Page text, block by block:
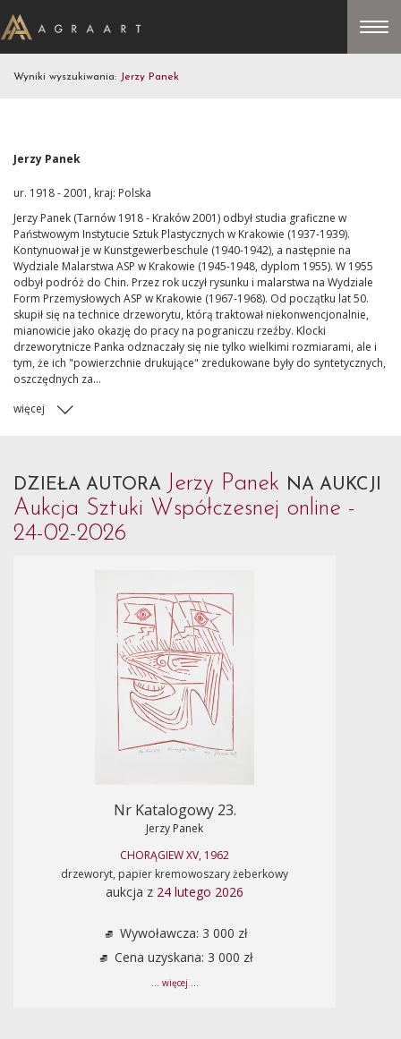
Wyniki wyszukiwania: Jerzy Panek
Jerzy Panek
ur. 1918 - 2001, kraj: Polska
Jerzy Panek (Tarnów 1918 - Kraków 2001) odbył studia graficzne w
Państwowym Instytucie Sztuk Plastycznych w Krakowie (1937-1939).
Kontynuował je w Kunstgewerbeschule (1940-1942), a następnie na
Wydziale Malarstwa ASP w Krakowie (1945-1948, dyplom 1955). W 1955
odbył podróż do Chin. Przez rok uczył rysunku i malarstwa na Wydziale
Form Przemysłowych ASP w Krakowie (1967-1968). Od początku lat 50.
skupił się na technice drzeworytu, którą traktował niekonwencjonalnie,
mianowicie jako okazję do pracy na pograniczu rzeźby. Klocki
drzeworytnicze Panka odznaczały się nie tylko wielkimi rozmiarami, ale i
tym, że ich "powierzchnie drukujące" zredukowane były do syntetycznych,
oszczędnych za...
więcej
DZIEŁA AUTORA Jerzy Panek NA AUKCJI
Aukcja Sztuki Współczesnej online -
24-02-2026
Nr Katalogowy 23.
Jerzy Panek
CHORĄGIEW XV, 1962
drzeworyt, papier kremowoszary żeberkowy
aukcja z 24 lutego 2026
Wywoławcza: 3 000 zł
Cena uzyskana: 3 000 zł
... więcej ...